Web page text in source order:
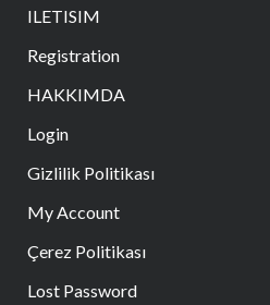
ILETISIM
Registration
HAKKIMDA
Login
Gizlilik Politikası
My Account
Çerez Politikası
Lost Password